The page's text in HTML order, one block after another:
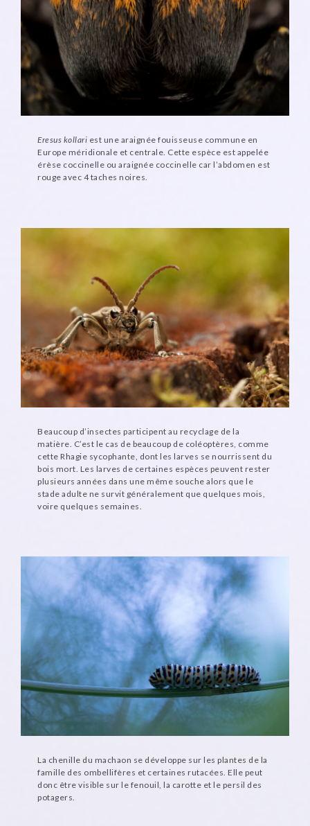
Eresus kollari est une araignée fouisseuse commune en
Europe méridionale et centrale. Cette espèce est appelée
érèse coccinelle ou araignée coccinelle car l’abdomen est
rouge avec 4 taches noires.
Beaucoup d’insectes participent au recyclage de la
matière. C’est le cas de beaucoup de coléoptères, comme
cette Rhagie sycophante, dont les larves se nourrissent du
bois mort. Les larves de certaines espèces peuvent rester
plusieurs années dans une même souche alors que le
stade adulte ne survit généralement que quelques mois,
voire quelques semaines.
La chenille du machaon se développe sur les plantes de la
famille des ombellifères et certaines rutacées. Elle peut
donc être visible sur le fenouil, la carotte et le persil des
potagers.